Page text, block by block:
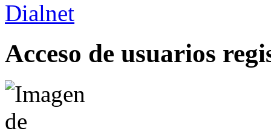
Acceso de usuarios